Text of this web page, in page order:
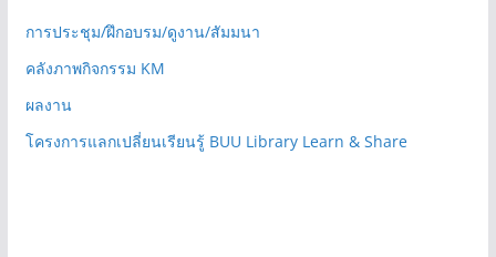
การประชุม/ฝึกอบรม/ดูงาน/สัมมนา
คลังภาพกิจกรรม KM
ผลงาน
โครงการแลกเปลี่ยนเรียนรู้ BUU Library Learn & Share